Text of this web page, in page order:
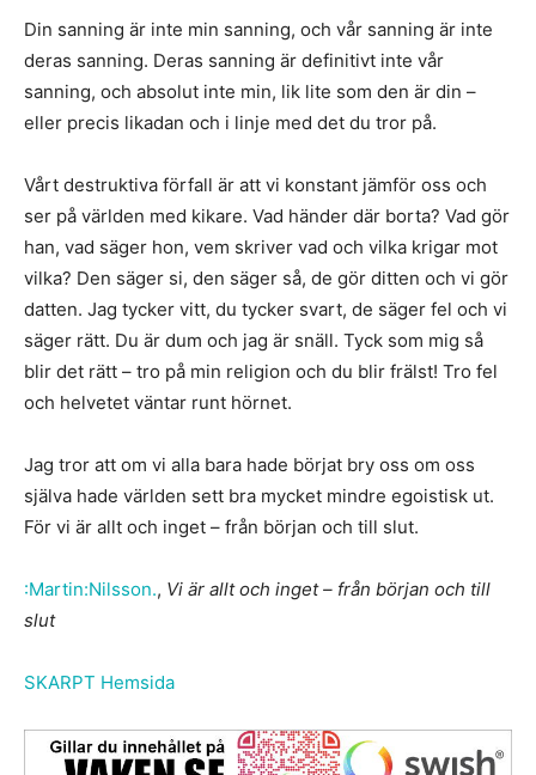
Din sanning är inte min sanning, och vår sanning är inte
deras sanning. Deras sanning är definitivt inte vår
sanning, och absolut inte min, lik lite som den är din –
eller precis likadan och i linje med det du tror på.
Vårt destruktiva förfall är att vi konstant jämför oss och
ser på världen med kikare. Vad händer där borta? Vad gör
han, vad säger hon, vem skriver vad och vilka krigar mot
vilka? Den säger si, den säger så, de gör ditten och vi gör
datten. Jag tycker vitt, du tycker svart, de säger fel och vi
säger rätt. Du är dum och jag är snäll. Tyck som mig så
blir det rätt – tro på min religion och du blir frälst! Tro fel
och helvetet väntar runt hörnet.
Jag tror att om vi alla bara hade börjat bry oss om oss
själva hade världen sett bra mycket mindre egoistisk ut.
För vi är allt och inget – från början och till slut.
:Martin:Nilsson., Vi är allt och inget – från början och till
slut
SKARPT Hemsida